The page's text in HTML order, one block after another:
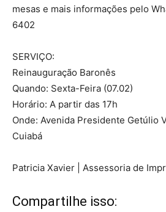
mesas e mais informações pelo
6402
SERVIÇO:
Reinauguração Baronês
Quando: Sexta-Feira (07.02)
Horário: A partir das 17h
Onde: Avenida Presidente Getúlio
Cuiabá
Patricia Xavier | Assessoria de
Compartilhe isso: